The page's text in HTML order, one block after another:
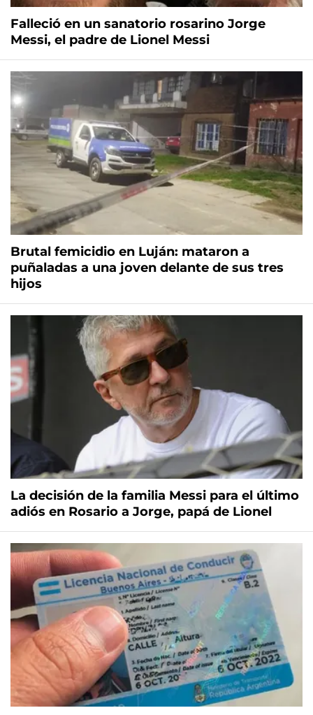
Falleció en un sanatorio rosarino Jorge
Messi, el padre de Lionel Messi
Brutal femicidio en Luján: mataron a
puñaladas a una joven delante de sus tres
hijos
La decisión de la familia Messi para el último
adiós en Rosario a Jorge, papá de Lionel